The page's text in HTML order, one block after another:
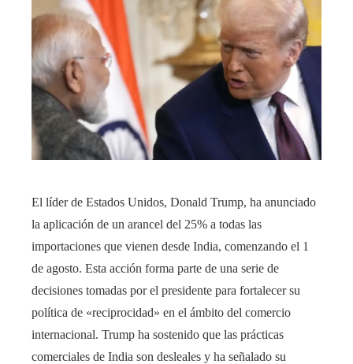
El líder de Estados Unidos, Donald Trump, ha anunciado
la aplicación de un arancel del 25% a todas las
importaciones que vienen desde India, comenzando el 1
de agosto. Esta acción forma parte de una serie de
decisiones tomadas por el presidente para fortalecer su
política de «reciprocidad» en el ámbito del comercio
internacional. Trump ha sostenido que las prácticas
comerciales de India son desleales y ha señalado su